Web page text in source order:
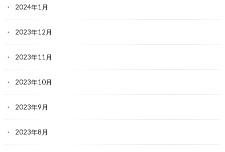
2024年1月
2023年12月
2023年11月
2023年10月
2023年9月
2023年8月